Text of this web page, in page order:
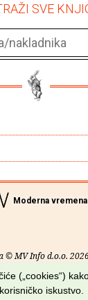
SVE
Moderna vremena
© MV Info d.o.o.
Uvjeti korištenja
(„cookies“)
iskustvo.